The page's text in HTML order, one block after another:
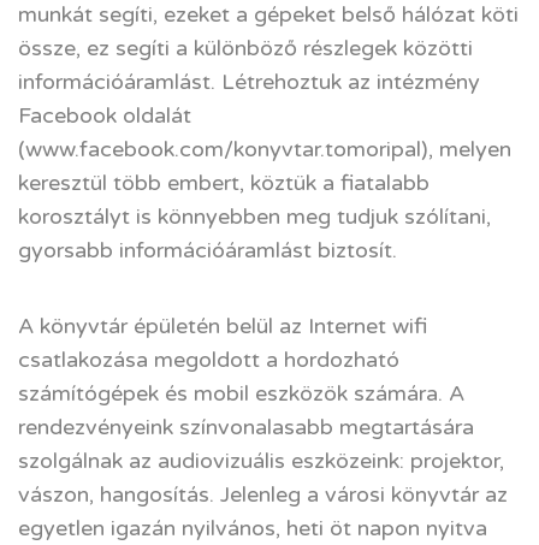
munkát segíti, ezeket a gépeket belső hálózat köti
össze, ez segíti a különböző részlegek közötti
információáramlást. Létrehoztuk az intézmény
Facebook oldalát
(www.facebook.com/konyvtar.tomoripal), melyen
keresztül több embert, köztük a fiatalabb
korosztályt is könnyebben meg tudjuk szólítani,
gyorsabb információáramlást biztosít.
A könyvtár épületén belül az Internet wifi
csatlakozása megoldott a hordozható
számítógépek és mobil eszközök számára. A
rendezvényeink színvonalasabb megtartására
szolgálnak az audiovizuális eszközeink: projektor,
vászon, hangosítás. Jelenleg a városi könyvtár az
egyetlen igazán nyilvános, heti öt napon nyitva